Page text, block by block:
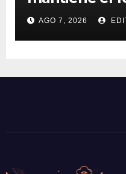
inflación
AGO 7, 2026